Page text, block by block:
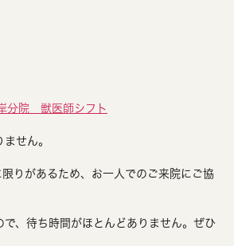
分院 獣医師シフト
せん。
りがあるため、お一人でのご来院にご協
、待ち時間がほとんどありません。ぜひ